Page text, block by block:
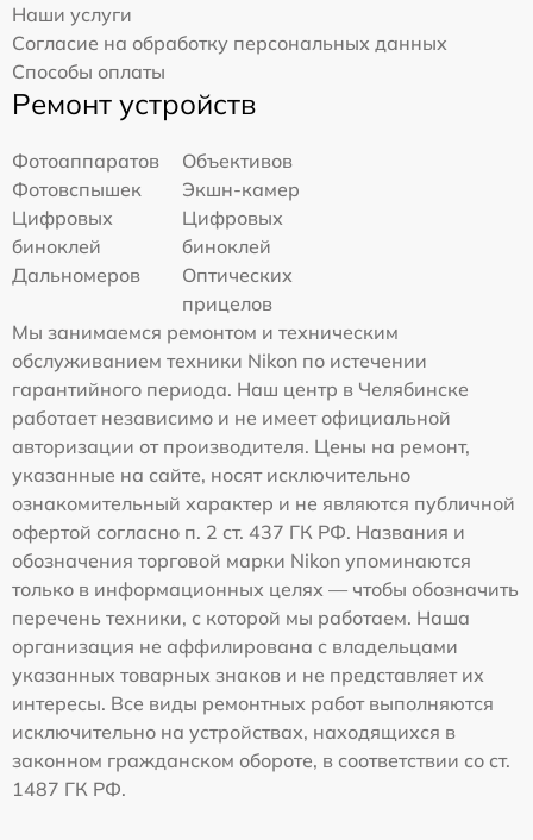
Наши услуги
Согласие на обработку персональных данных
Способы оплаты
Ремонт устройств
Фотоаппаратов
Объективов
Фотовспышек
Экшн-камер
Цифровых
биноклей
Цифровых
биноклей
Дальномеров
Оптических
прицелов
Мы занимаемся ремонтом и техническим
обслуживанием техники Nikon по истечении
гарантийного периода. Наш центр в Челябинске
работает независимо и не имеет официальной
авторизации от производителя. Цены на ремонт,
указанные на сайте, носят исключительно
ознакомительный характер и не являются публичной
офертой согласно п. 2 ст. 437 ГК РФ. Названия и
обозначения торговой марки Nikon упоминаются
только в информационных целях — чтобы обозначить
перечень техники, с которой мы работаем. Наша
организация не аффилирована с владельцами
указанных товарных знаков и не представляет их
интересы. Все виды ремонтных работ выполняются
исключительно на устройствах, находящихся в
законном гражданском обороте, в соответствии со ст.
1487 ГК РФ.